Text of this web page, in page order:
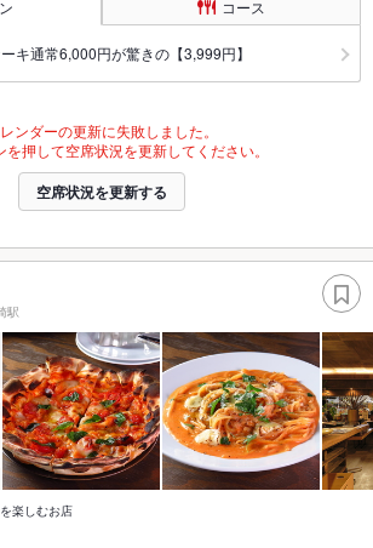
コース
通常6,000円が驚きの【3,999円】
ンダーの更新に失敗しました。
を押して空席状況を更新してください。
空席状況を更新する
駅
楽しむお店